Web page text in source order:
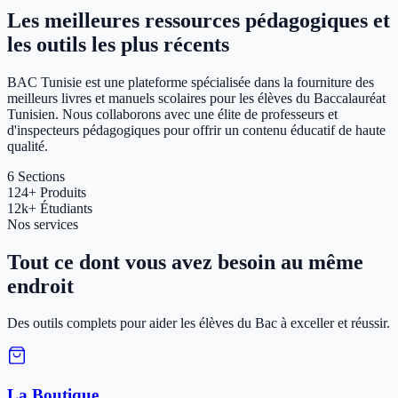
Les meilleures ressources pédagogiques et
les outils les plus récents
BAC Tunisie est une plateforme spécialisée dans la fourniture des
meilleurs livres et manuels scolaires pour les élèves du Baccalauréat
Tunisien. Nous collaborons avec une élite de professeurs et
d'inspecteurs pédagogiques pour offrir un contenu éducatif de haute
qualité.
6 Sections
124+ Produits
12k+ Étudiants
Nos services
Tout ce dont vous avez besoin au même
endroit
Des outils complets pour aider les élèves du Bac à exceller et réussir.